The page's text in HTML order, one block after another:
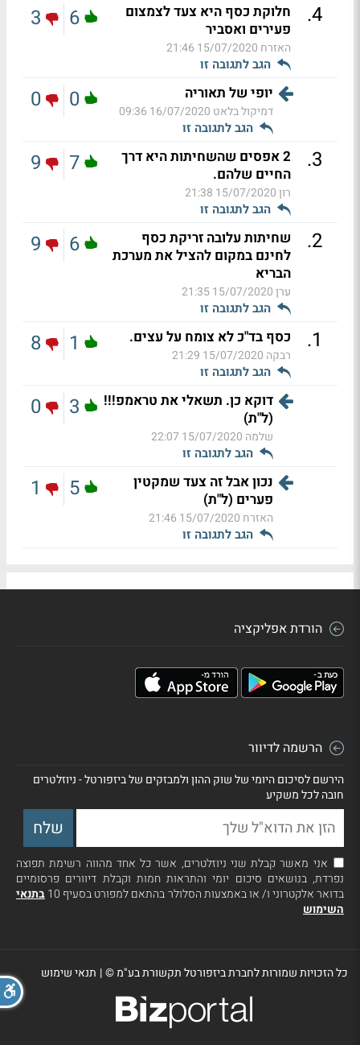
4
.
חלוקת כסף היא צעד לצמצום
פעירים ואסביר
האזרח 15/07/2020 21:46
הגב לתגובה זו
6
3
יופי של תאוריה
דמיקול בלאט 16/07/2020 09:36
הגב לתגובה זו
0
0
3
.
2 אפסים שהשחיתות היא דרך
החיים שלהם.
רון15/07/2020 21:38
הגב לתגובה זו
7
9
2
.
שחיתות עלובה זריקת כסף
לחינם במקום להציל את מערכת
הבריא
ערן15/07/2020 21:35
הגב לתגובה זו
6
9
1
. כסף בד"כ לא צומח על עצים.
רבקה 15/07/2020 21:29
הגב לתגובה זו
1
8
דוקא כן. תשאלי את טראמפ!!!
(ל"ת)
שלמה 15/07/2020 22:07
הגב לתגובה זו
3
0
נכון אבל זה צעד שמקטין
פערים (ל"ת)
האזרח 15/07/2020 21:46
הגב לתגובה זו
5
1
הורדת אפליקציה
הרשמה לדיוור
הירשם לסיכום היומי של שוק ההון ולמבזקים של ביזפורטל - ניוזלטרים
חובה לכל משקיע
אני מאשר קבלת שני ניוזלטרים, אשר כל אחד מהווה רשימת תפוצה
נפרדת, בנושאים סיכום יומי והתראות חמות וקבלת דיוורים פרסומיים
בדואר אלקטרוני ו/ או באמצעות הסלולר בהתאם למפורט בסעיף 10
בתנאי
השימוש
כל הזכויות שמורות לחברת ביזפורטל תקשורת בע"מ ©| תנאי שימוש